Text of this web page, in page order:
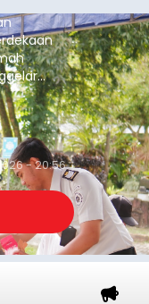
Rabu
- 20:56